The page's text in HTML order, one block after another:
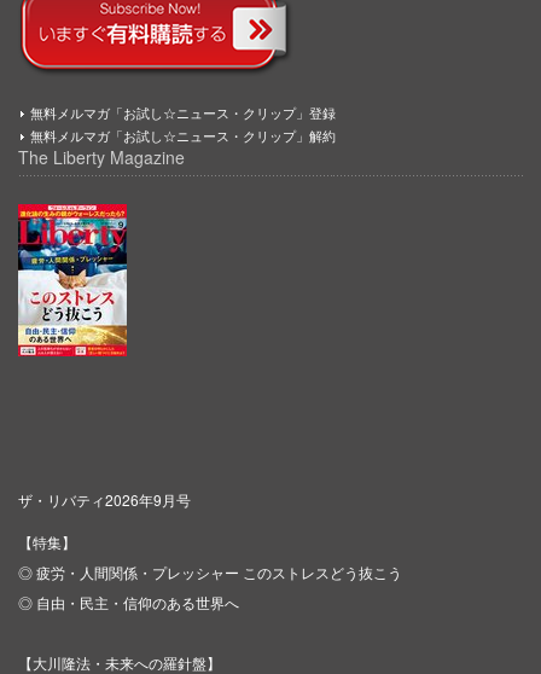
無料メルマガ「お試し☆ニュース・クリップ」登録
無料メルマガ「お試し☆ニュース・クリップ」解約
The Liberty Magazine
ザ・リバティ2026年9月号
【特集】
◎ 疲労・人間関係・プレッシャー このストレスどう抜こう
◎ 自由・民主・信仰のある世界へ
【大川隆法・未来への羅針盤】